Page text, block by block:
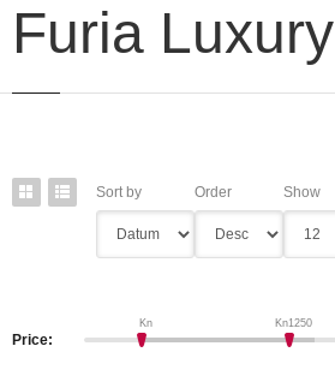
Furia Luxury
Sort by Order Show
Price:
Kn Kn1250